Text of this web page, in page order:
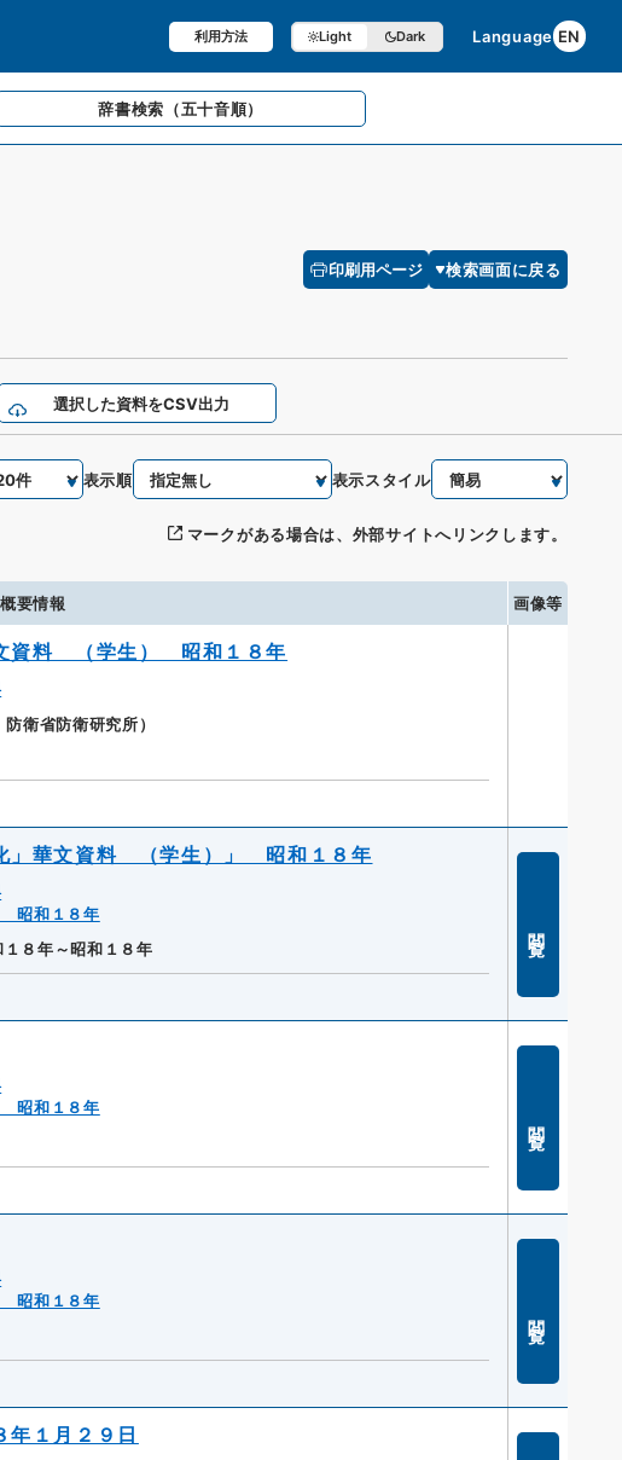
利用方法 Light Dark Language EN
辞書検索 （五十音順）
印刷用ページ 検索画面に戻る
選択した資料をCSV出力
表示順 表示スタイル
マークがある場合は、外部サイトへリンクします。
概要情報 画像等
資料 （学生） 昭和１８年
衛省防衛研究所）
」華文資料 （学生）」 昭和１８年
昭和１８年
１８年～昭和１８年
昭和１８年
昭和１８年
１月２９日